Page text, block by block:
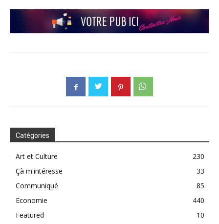
Catégories
Art et Culture
230
Çà m'intéresse
33
Communiqué
85
Economie
440
Featured
10